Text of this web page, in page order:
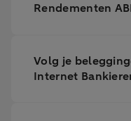
Rendementen
Volg je
Internet